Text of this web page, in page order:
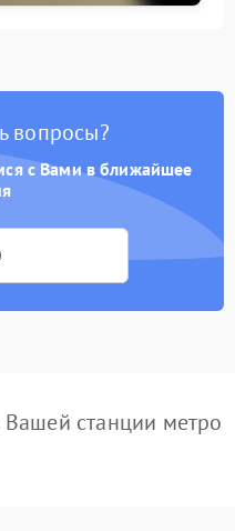
вопросы?
с Вами в ближайшее
станции метро